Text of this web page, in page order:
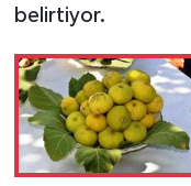
belirtiyor.